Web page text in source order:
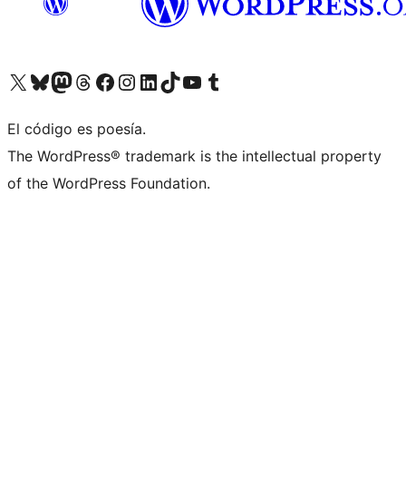
Visitá nuestra cuenta de X (anteriormente Twitter)
Visitá nuestra cuenta de Bluesky
Visitá nuestra cuenta de Mastodon
Visitá nuestra cuenta de Threads
Visitá nuestra página de Facebook
Visitá nuestra cuenta de Instagram
Visitá nuestra cuenta de LinkedIn
Visitá nuestra cuenta de TikTok
Visitá nuestro canal de YouTube
Visitá nuestra cuenta de Tumblr
El código es poesía.
The WordPress® trademark is the intellectual property
of the WordPress Foundation.